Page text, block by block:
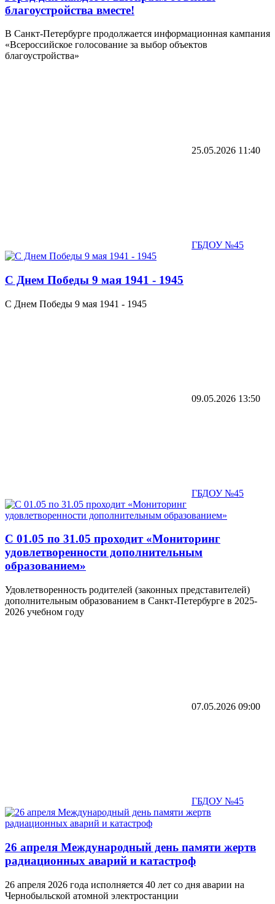
благоустройства вместе!
В Санкт-Петербурге продолжается информационная кампания
«Всероссийское голосование за выбор объектов
благоустройства»
25.05.2026 11:40
ГБДОУ №45
C Днем Победы 9 мая 1941 - 1945
C Днем Победы 9 мая 1941 - 1945
09.05.2026 13:50
ГБДОУ №45
С 01.05 по 31.05 проходит «Мониторинг
удовлетворенности дополнительным
образованием»
Удовлетворенность родителей (законных представителей)
дополнительным образованием в Санкт-Петербурге в 2025-
2026 учебном году
07.05.2026 09:00
ГБДОУ №45
26 апреля Международный день памяти жертв
радиационных аварий и катастроф
26 апреля 2026 года исполняется 40 лет со дня аварии на
Чернобыльской атомной электростанции